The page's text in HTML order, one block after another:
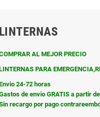
LINTERNAS
AL MEJOR PRECIO
PARA
24-72 horas
de envio GRATIS a partir
recargo por pago